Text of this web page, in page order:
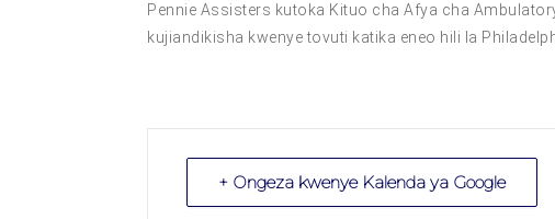
Pennie Assisters kutoka Kituo cha Afya cha
kujiandikisha kwenye tovuti katika eneo hili la
+ Ongeza kwenye Kalenda ya Google